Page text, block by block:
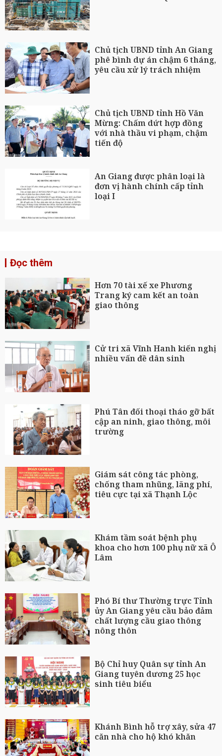
Chủ tịch UBND tỉnh An Giang
phê bình dự án chậm 6 tháng,
yêu cầu xử lý trách nhiệm
Chủ tịch UBND tỉnh Hồ Văn
Mừng: Chấm dứt hợp đồng
với nhà thầu vi phạm, chậm
tiến độ
An Giang được phân loại là
đơn vị hành chính cấp tỉnh
loại I
Đọc thêm
Hơn 70 tài xế xe Phương
Trang ký cam kết an toàn
giao thông
Cử tri xã Vĩnh Hanh kiến nghị
nhiều vấn đề dân sinh
Phú Tân đối thoại tháo gỡ bất
cập an ninh, giao thông, môi
trường
Giám sát công tác phòng,
chống tham nhũng, lãng phí,
tiêu cực tại xã Thạnh Lộc
Khám tầm soát bệnh phụ
khoa cho hơn 100 phụ nữ xã Ô
Lâm
Phó Bí thư Thường trực Tỉnh
ủy An Giang yêu cầu bảo đảm
chất lượng cầu giao thông
nông thôn
Bộ Chỉ huy Quân sự tỉnh An
Giang tuyên dương 25 học
sinh tiêu biểu
Khánh Bình hỗ trợ xây, sửa 47
căn nhà cho hộ khó khăn